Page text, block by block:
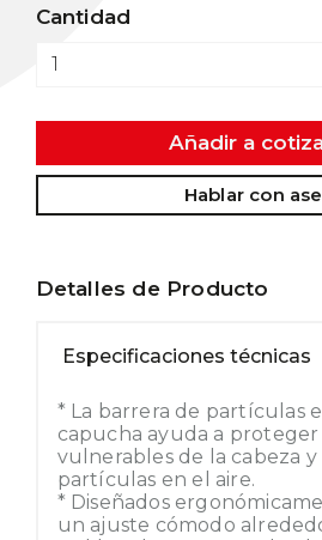
Cantidad
Añadir a
Hablar con
Detalles de Producto
Especificaciones técnicas
* La barrera de partículas
capucha ayuda a proteger
vulnerables de la cabeza
partículas en el aire.
* Diseñados
un ajuste cómodo